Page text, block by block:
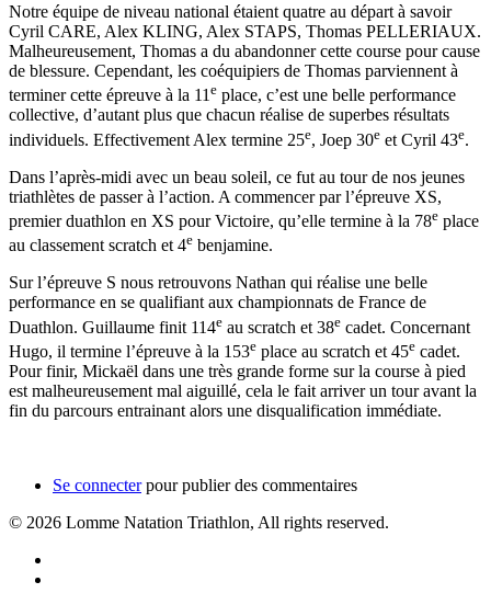
Notre équipe de niveau national étaient quatre au départ à savoir
Cyril CARE, Alex KLING, Alex STAPS, Thomas PELLERIAUX.
Malheureusement, Thomas a du abandonner cette course pour cause
de blessure. Cependant, les coéquipiers de Thomas parviennent à
terminer cette épreuve à la 11 e place, c’est une belle performance
collective, d’autant plus que chacun réalise de superbes résultats
individuels. Effectivement Alex termine 25e, Joep 30e et Cyril 43e.
Dans l’après-midi avec un beau soleil, ce fut au tour de nos jeunes
triathlètes de passer à l’action. A commencer par l’épreuve XS,
premier duathlon en XS pour Victoire, qu’elle termine à la 78e place
au classement scratch et 4e benjamine.
Sur l’épreuve S nous retrouvons Nathan qui réalise une belle
performance en se qualifiant aux championnats de France de
Duathlon. Guillaume finit 114e au scratch et 38e cadet. Concernant
Hugo, il termine l’épreuve à la 153e place au scratch et 45e cadet.
Pour finir, Mickaël dans une très grande forme sur la course à pied
est malheureusement mal aiguillé, cela le fait arriver un tour avant la
fin du parcours entrainant alors une disqualification immédiate.
Se connecterpour publier des commentaires
© 2026 Lomme Natation Triathlon, All rights reserved.